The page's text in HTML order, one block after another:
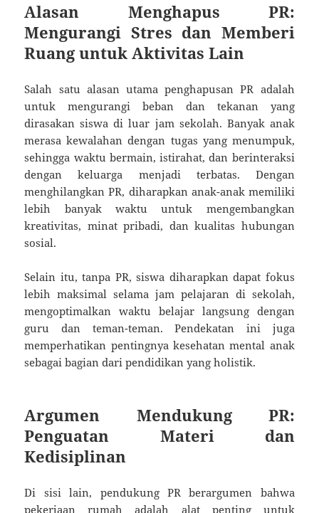
Alasan Menghapus PR:
Mengurangi Stres dan Memberi
Ruang untuk Aktivitas Lain
Salah satu alasan utama penghapusan PR adalah
untuk mengurangi beban dan tekanan yang
dirasakan siswa di luar jam sekolah. Banyak anak
merasa kewalahan dengan tugas yang menumpuk,
sehingga waktu bermain, istirahat, dan berinteraksi
dengan keluarga menjadi terbatas. Dengan
menghilangkan PR, diharapkan anak-anak memiliki
lebih banyak waktu untuk mengembangkan
kreativitas, minat pribadi, dan kualitas hubungan
sosial.
Selain itu, tanpa PR, siswa diharapkan dapat fokus
lebih maksimal selama jam pelajaran di sekolah,
mengoptimalkan waktu belajar langsung dengan
guru dan teman-teman. Pendekatan ini juga
memperhatikan pentingnya kesehatan mental anak
sebagai bagian dari pendidikan yang holistik.
Argumen Mendukung PR:
Penguatan Materi dan
Kedisiplinan
Di sisi lain, pendukung PR berargumen bahwa
pekerjaan rumah adalah alat penting untuk